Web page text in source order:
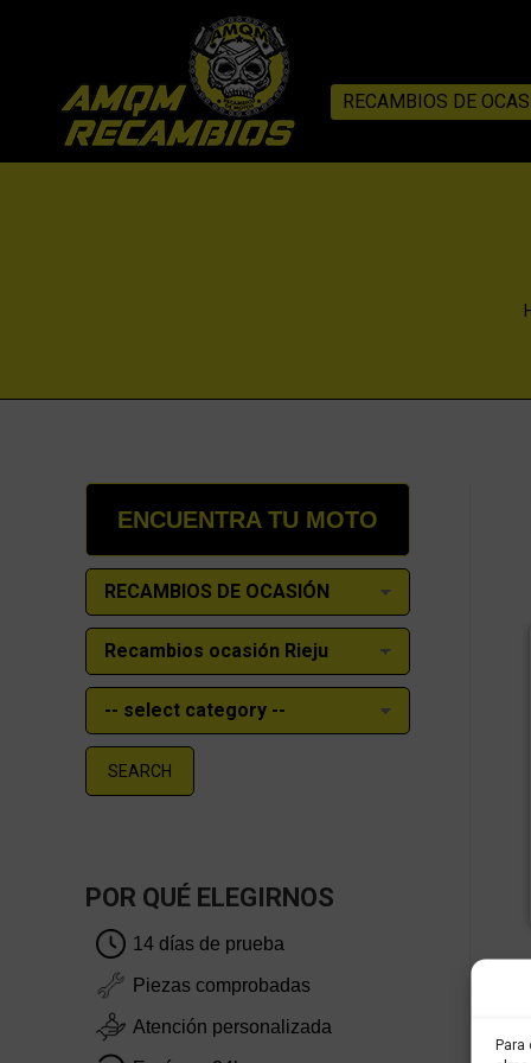
Para
RECAMBIOS DE
ENCUENTRA TU MOTO
SEARCH
POR QUÉ ELEGIRNOS
14 días de prueba
Piezas comprobadas
Atención personalizada